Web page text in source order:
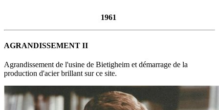
1961
AGRANDISSEMENT II
Agrandissement de l'usine de Bietigheim et démarrage de la
production d'acier brillant sur ce site.